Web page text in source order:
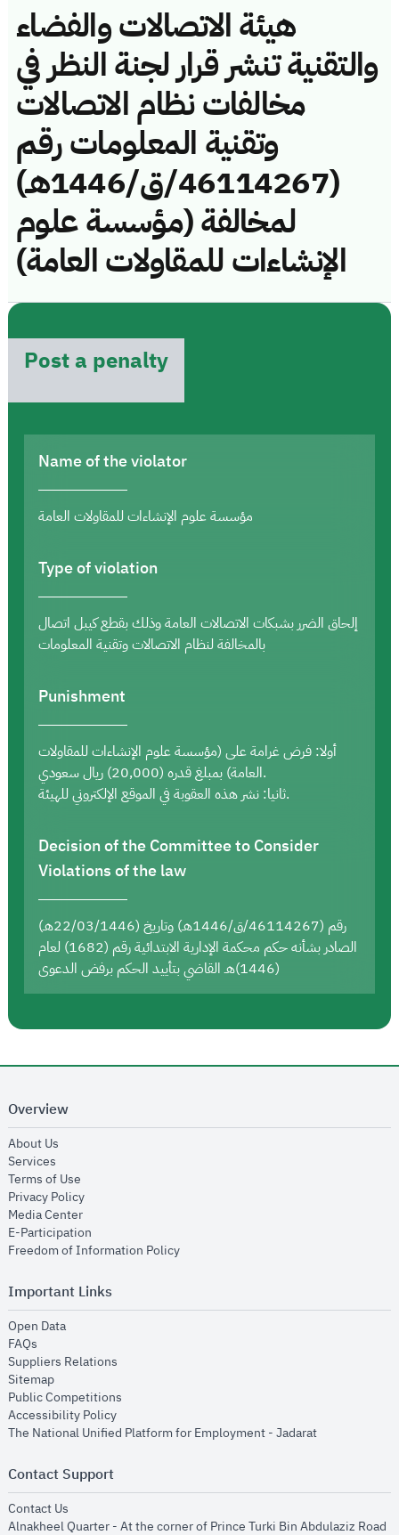
هيئة الاتصالات والفضاء
والتقنية تنشر قرار لجنة النظر في
مخالفات نظام الاتصالات
وتقنية المعلومات رقم
(46114267/ق/1446هـ)
لمخالفة (مؤسسة علوم
الإنشاءات للمقاولات العامة)
Post a penalty
Name of the violator
مؤسسة علوم الإنشاءات للمقاولات العامة
Type of violation
إلحاق الضرر بشبكات الاتصالات العامة وذلك بقطع كيبل اتصال
بالمخالفة لنظام الاتصالات وتقنية المعلومات
Punishment
أولا: فرض غرامة على (مؤسسة علوم الإنشاءات للمقاولات
العامة) بمبلغ قدره (20,000) ريال سعودي.
ثانيا: نشر هذه العقوبة في الموقع الإلكتروني للهيئة.
Decision of the Committee to Consider
Violations of the law
رقم (46114267/ق/1446هـ) وتاريخ (22/03/1446هـ)
الصادر بشأنه حكم محكمة الإدارية الابتدائية رقم (1682) لعام
(1446)هـ القاضي بتأييد الحكم برفض الدعوى
Overview
About Us
Services
Terms of Use
Privacy Policyopens in new window
Media Centeropens in new window
E-Participation
Freedom of Information Policyopens in new window
Important Links
Open Dataopens in new window
FAQs
Suppliers Relations
Sitemapopens in new window
Public Competitions
Accessibility Policyopens in new window
The National Unified Platform for Employment - Jadaratopens in new
Contact Support
Contact Us
Alnakheel Quarter - At the corner of Prince Turki Bin Abdulaziz Road